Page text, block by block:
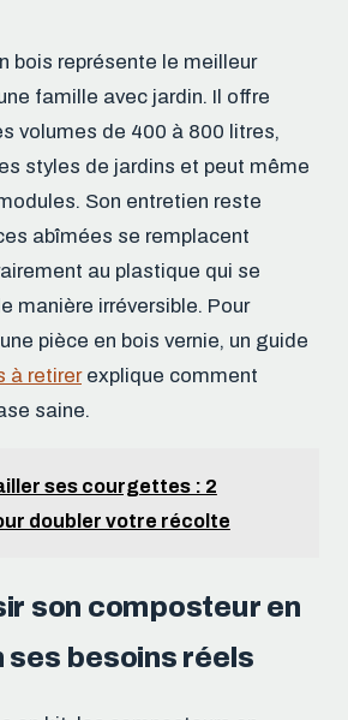
bois représente le meilleur
famille avec jardin. Il offre
volumes de 400 à 800 litres,
styles de jardins et peut même
Son entretien reste
abîmées se remplacent
au plastique qui se
manière irréversible. Pour
pièce en bois vernie, un guide
à retirerexplique comment
saine.
ses courgettes : 2
doubler votre récolte
son composteur en
ses besoins réels